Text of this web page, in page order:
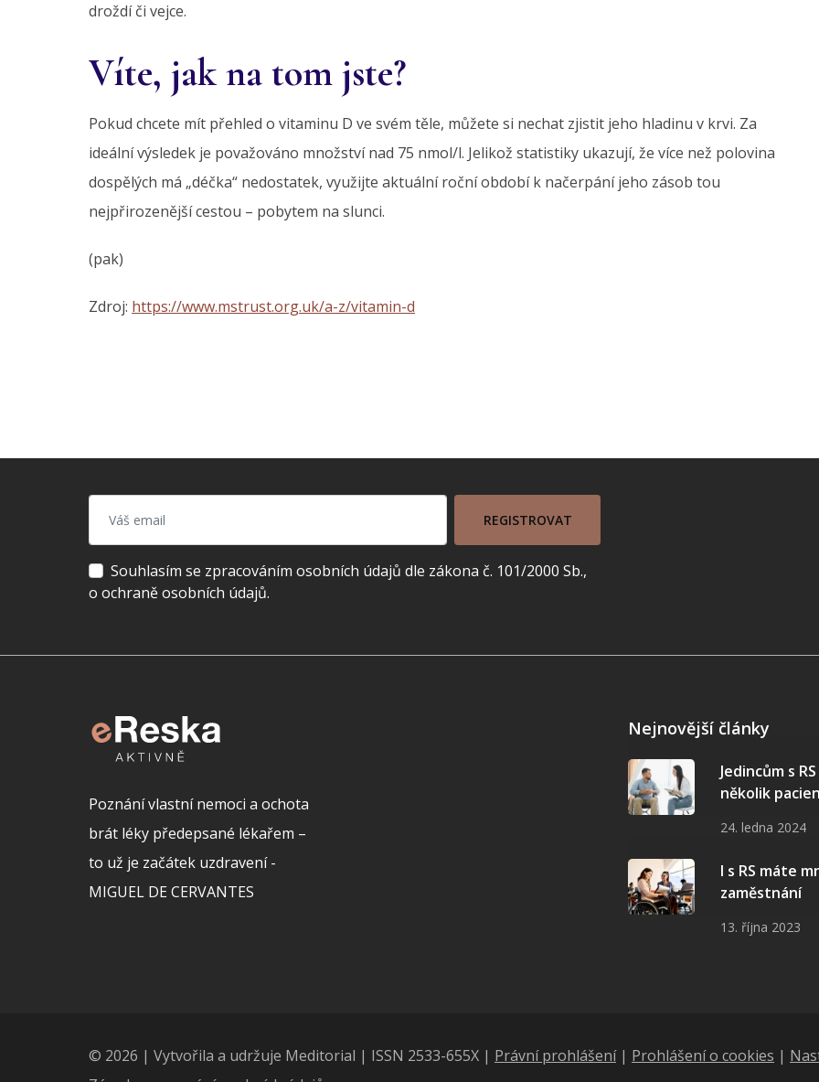
droždí či vejce.
Víte, jak na tom jste?
Pokud chcete mít přehled o vitaminu D ve svém těle, můžete si nechat zjistit jeho hladinu v krvi. Za
ideální výsledek je považováno množství nad 75 nmol/l. Jelikož statistiky ukazují, že více než polovina
dospělých má „déčka“ nedostatek, využijte aktuální roční období k načerpání jeho zásob tou
nejpřirozenější cestou – pobytem na slunci.
(pak)
Zdroj: https://www.mstrust.org.uk/a-z/vitamin-d
REGISTROVAT
Souhlasím se zpracováním osobních údajů dle zákona č. 101/2000 Sb.,
o ochraně osobních údajů.
Poznání vlastní nemoci a ochota
brát léky předepsané lékařem –
to už je začátek uzdravení -
MIGUEL DE CERVANTES
Nejnovější články
Jedincům s
několik
24. ledna 2024
I s RS máte
zaměstnání
13. října 2023
© 2026 | Vytvořila a udržuje Meditorial | ISSN 2533-655X | Právní prohlášení| Prohlášení o cookies |